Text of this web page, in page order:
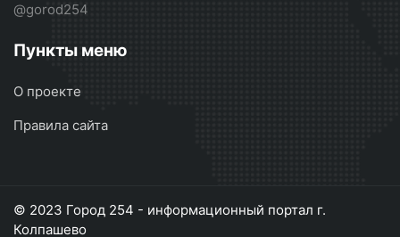
@gorod254
Пункты меню
О проекте
Правила сайта
© 2023 Город 254 - информационный портал г.
Колпашево